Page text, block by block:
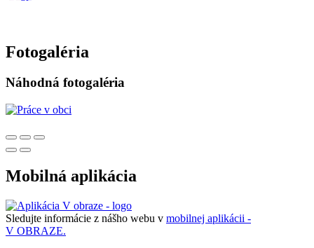
Fotogaléria
Náhodná fotogaléria
Mobilná aplikácia
Sledujte informácie z nášho webu v mobilnej aplikácii -
V OBRAZE.